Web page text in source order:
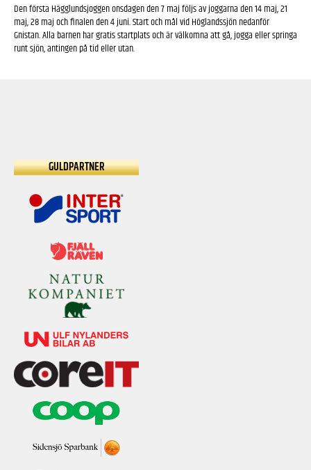
Den första Hägglundsjoggen onsdagen den 7 maj följs av joggarna den 14 maj, 21
maj, 28 maj och finalen den 4 juni. Start och mål vid Höglandssjön nedanför
Gnistan. Alla barnen har gratis startplats och är välkomna att gå, jogga eller springa
runt sjön, antingen på tid eller utan.
GULDPARTNER